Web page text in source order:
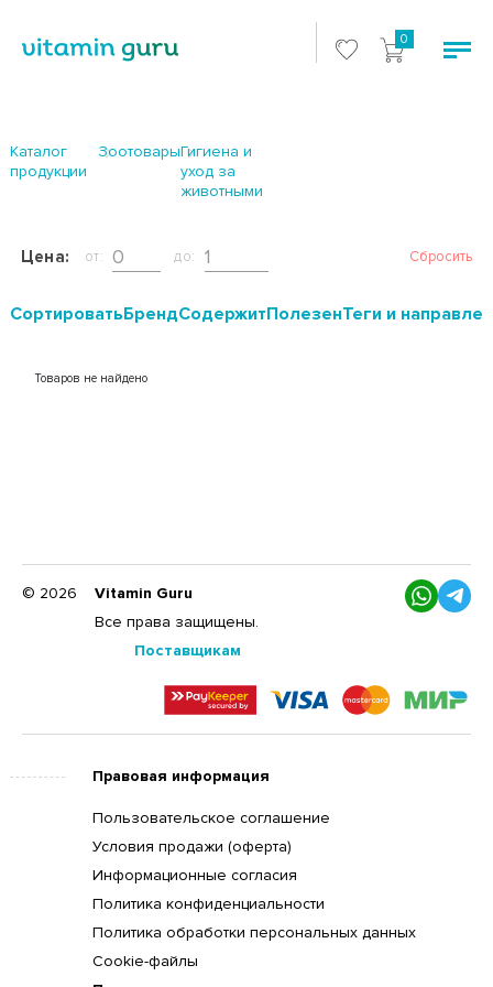
0
Каталог
продукции
ЗоотоварыГигиена и
уход за
животными
Цена: от: до: Сбросить
CортироватьБрендСодержитПолезенТеги и
Товаров не найдено
© 2026
Vitamin Guru
Все права защищены.
Поставщикам
Правовая информация
Пользовательское соглашение
Условия продажи (оферта)
Информационные согласия
Политика конфиденциальности
Политика обработки персональных данных
Cookie-файлы